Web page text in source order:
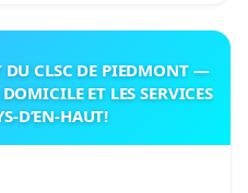
DU CLSC DE PIEDMONT —
ET LES SERVICES
D’EN-HAUT!